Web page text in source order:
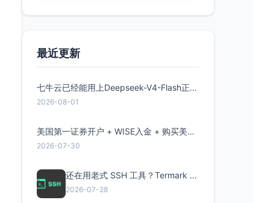
最近更新
七牛云已经能用上Deepseek-V4-Flash正式版了，点此领取300万Token
2026-08-01
美国第一证券开户 + WISE入金 + 购买美股全流程分享
2026-07-30
还在用老式 SSH 工具？Termark 新一代跨平台智能SSH客户端了解一下
2026-07-28